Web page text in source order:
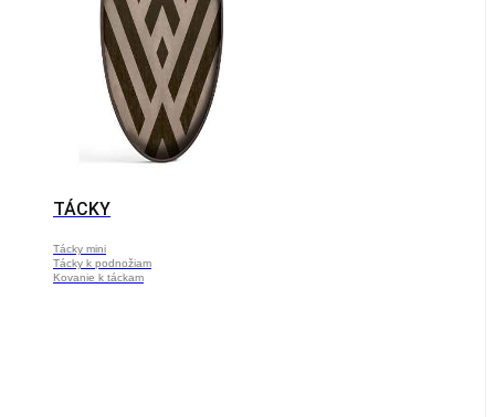
TÁCKY
Tácky mini
Tácky k podnožiam
Kovanie k táckam